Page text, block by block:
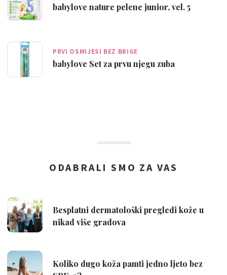
babylove nature pelene junior, vel. 5
PRVI OSMIJESI BEZ BRIGE
babylove Set za prvu njegu zuba